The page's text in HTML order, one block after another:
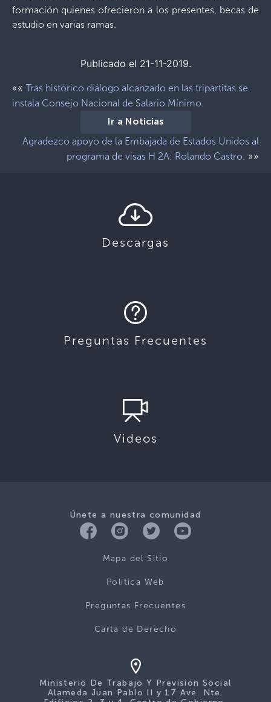
formación quienes ofrecieron a los presentes, becas de
estudio en varias ramas.
Publicado el 21-11-2019.
«« Tras histórico diálogo alcanzado en las tripartitas se
instala Consejo Nacional de Salario Mínimo.
Ir a Noticias
Agradezco apoyo de la Embajada de Estados Unidos al
programa de visas H 2A: Rolando Castro. »»
Descargas
Preguntas Frecuentes
Videos
Únete a nuestra comunidad
Mapa del Sitio
Politica Web
Preguntas Frecuentes
Carta de Derecho
Ministerio De Trabajo Y Previsión Social
Alameda Juan Pablo II y 17 Ave. Nte.